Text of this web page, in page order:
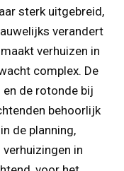
sterk uitgebreid,
verandert
verhuizen in
complex. De
de rotonde bij
behoorlijk
de planning,
in